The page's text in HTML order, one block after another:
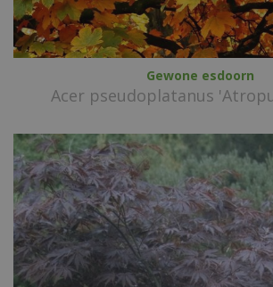
Gewone esdoorn
Acer pseudoplatanus